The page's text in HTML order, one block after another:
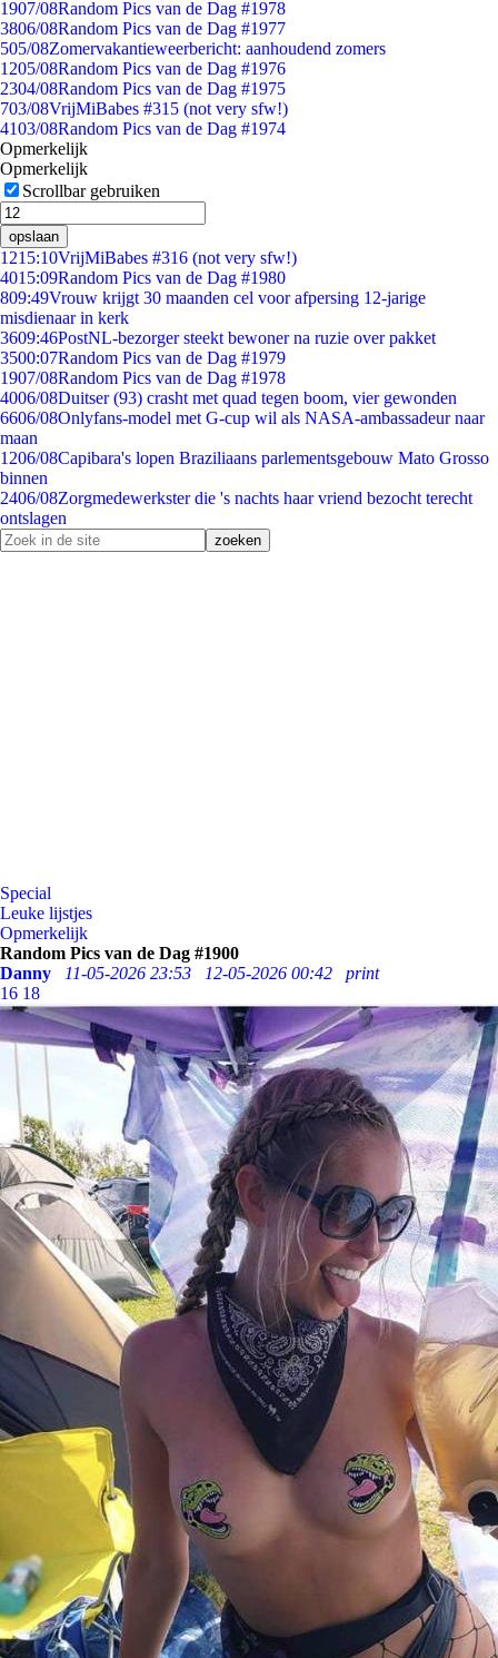
1907/08Random Pics van de Dag #1978
3806/08Random Pics van de Dag #1977
505/08Zomervakantieweerbericht: aanhoudend zomers
1205/08Random Pics van de Dag #1976
2304/08Random Pics van de Dag #1975
703/08VrijMiBabes #315 (not very sfw!)
4103/08Random Pics van de Dag #1974
Opmerkelijk
Opmerkelijk
Scrollbar gebruiken
opslaan
1215:10VrijMiBabes #316 (not very sfw!)
4015:09Random Pics van de Dag #1980
809:49Vrouw krijgt 30 maanden cel voor afpersing 12-jarige
misdienaar in kerk
3609:46PostNL-bezorger steekt bewoner na ruzie over pakket
3500:07Random Pics van de Dag #1979
1907/08Random Pics van de Dag #1978
4006/08Duitser (93) crasht met quad tegen boom, vier gewonden
6606/08Onlyfans-model met G-cup wil als NASA-ambassadeur naar
maan
1206/08Capibara's lopen Braziliaans parlementsgebouw Mato Grosso
binnen
2406/08Zorgmedewerkster die 's nachts haar vriend bezocht terecht
ontslagen
Special
Leuke lijstjes
Opmerkelijk
Random Pics van de Dag #1900
Danny
11-05-2026 23:53 12-05-2026 00:42
print
16 18